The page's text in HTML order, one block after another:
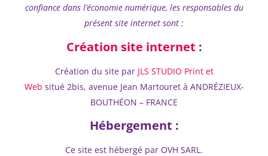
confiance dans l’économie numérique, les responsables du
présent site internet sont :
Création site internet :
Création du site par JLS STUDIO Print et
Web situé 2bis, avenue Jean Martouret à ANDRÉZIEUX-
BOUTHÉON – FRANCE
Hébergement :
Ce site est hébergé par OVH SARL.